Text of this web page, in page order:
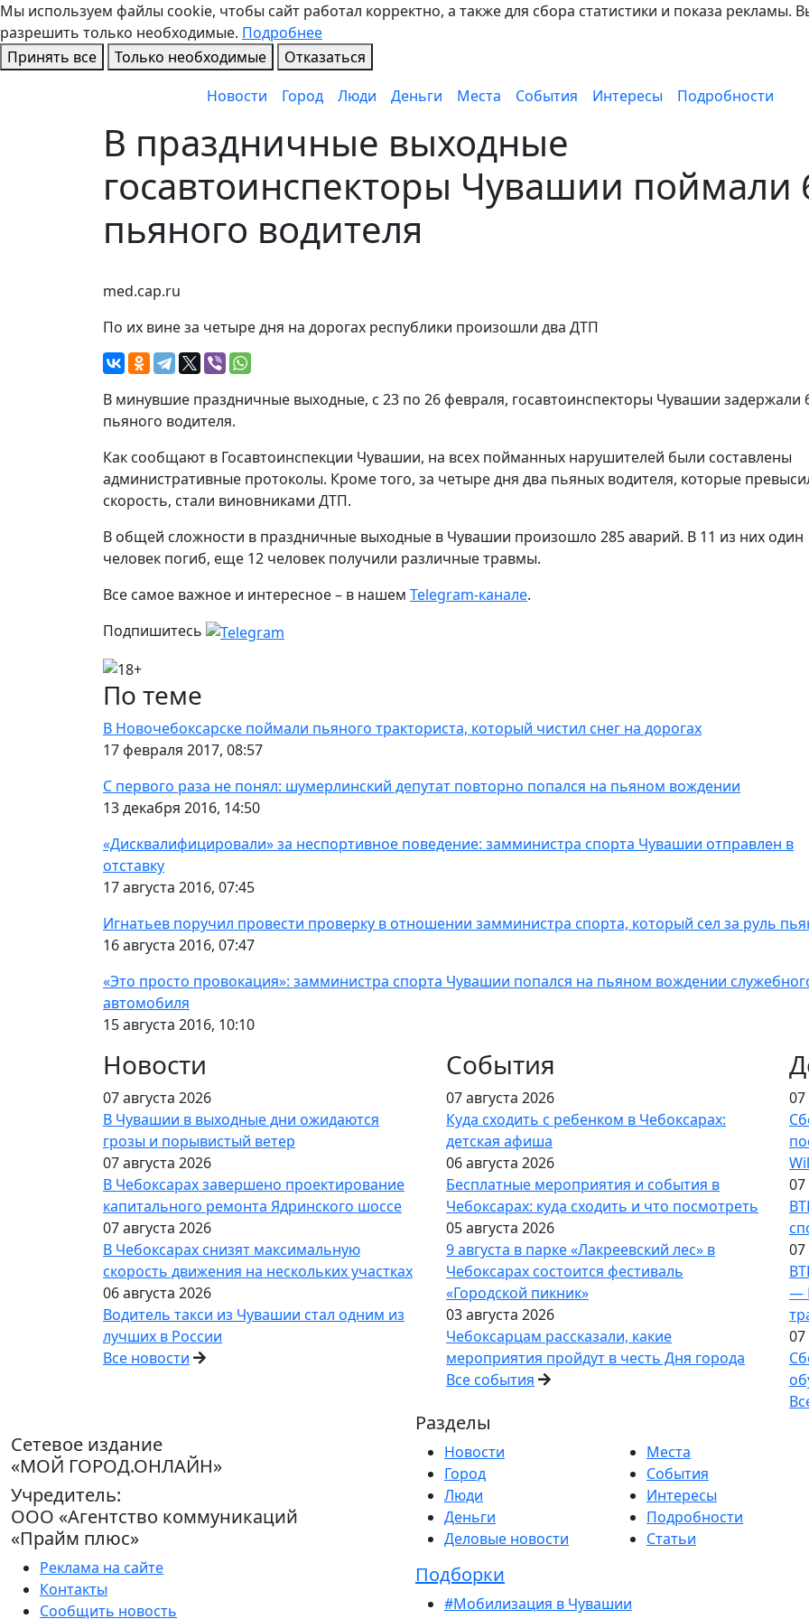
Мы используем файлы cookie, чтобы сайт работал корректно, а также для сбора статистики и показа рекламы.
разрешить только необходимые. Подробнее
Принять все
Только необходимые
Отказаться
Новости
Город Люди Деньги Места События Интересы Подробности
В праздничные выходные
госавтоинспекторы Чувашии поймали
пьяного водителя
med.cap.ru
По их вине за четыре дня на дорогах республики произошли два ДТП
В минувшие праздничные выходные, с 23 по 26 февраля, госавтоинспекторы Чувашии задержали
пьяного водителя.
Как сообщают в Госавтоинспекции Чувашии, на всех пойманных нарушителей были составлены
административные протоколы. Кроме того, за четыре дня два пьяных водителя, которые
скорость, стали виновниками ДТП.
В общей сложности в праздничные выходные в Чувашии произошло 285 аварий. В 11 из них один
человек погиб, еще 12 человек получили различные травмы.
Все самое важное и интересное – в нашем Telegram-канале.
Подпишитесь
По теме
В Новочебоксарске поймали пьяного тракториста, который чистил снег на дорогах
17 февраля 2017, 08:57
С первого раза не понял: шумерлинский депутат повторно попался на пьяном вождении
13 декабря 2016, 14:50
«Дисквалифицировали» за неспортивное поведение: замминистра спорта Чувашии отправлен в
отставку
17 августа 2016, 07:45
Игнатьев поручил провести проверку в отношении замминистра спорта, который сел за руль
16 августа 2016, 07:47
«Это просто провокация»: замминистра спорта Чувашии попался на пьяном вождении
автомобиля
15 августа 2016, 10:10
Новости
07 августа 2026
В Чувашии в выходные дни ожидаются
грозы и порывистый ветер
07 августа 2026
В Чебоксарах завершено проектирование
капитального ремонта Ядринского шоссе
07 августа 2026
В Чебоксарах снизят максимальную
скорость движения на нескольких участках
06 августа 2026
Водитель такси из Чувашии стал одним из
лучших в России
Все новости
События
07 августа 2026
Куда сходить с ребенком в Чебоксарах:
детская афиша
06 августа 2026
Бесплатные мероприятия и события в
Чебоксарах: куда сходить и что посмотреть
05 августа 2026
9 августа в парке «Лакреевский лес» в
Чебоксарах состоится фестиваль
«Городской пикник»
03 августа 2026
Чебоксарцам рассказали, какие
мероприятия пройдут в честь Дня города
Все события
07
07
07
—
07
Сетевое издание
«МОЙ ГОРОД.ОНЛАЙН»
Учредитель:
ООО «Агентство коммуникаций
«Прайм плюс»
Реклама на сайте
Контакты
Сообщить новость
Разделы
Новости
Город
Люди
Деньги
Деловые новости
Места
События
Интересы
Подробности
Статьи
Подборки
#Мобилизация в Чувашии